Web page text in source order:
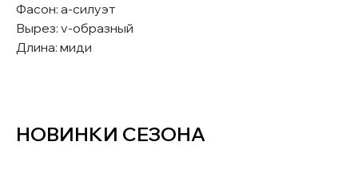
Фасон: а-силуэт
Вырез: v-образный
Длина: миди
НОВИНКИ СЕЗОНА